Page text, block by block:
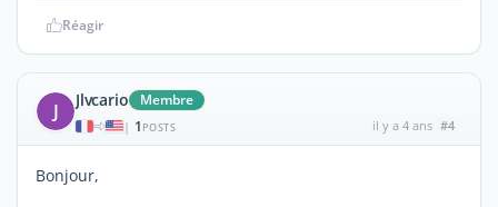
Réagir
J Jlvcario Membre
| 1 POSTS il y a 4 ans #4
Bonjour,